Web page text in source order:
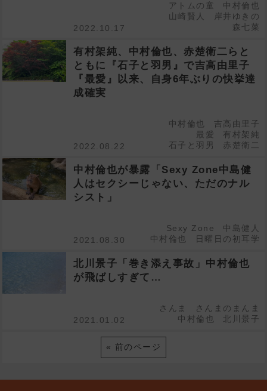
2022.10.17
アトムの童
中村倫也
山崎賢人
岸井ゆきの
森七菜
有村架純、中村倫也、赤楚衛二らと
ともに『石子と羽男』で吉高由里子
『最愛』以来、自身6年ぶりの快挙達
成確実
2022.08.22
中村倫也
吉高由里子
最愛
有村架純
石子と羽男
赤楚衛二
中村倫也が暴露「Sexy Zone中島健
人はセクシーじゃない、ただのナル
シスト」
2021.08.30
Sexy Zone
中島健人
中村倫也
日曜日の初耳学
北川景子「巻き添え事故」中村倫也
が飛ばしすぎて…
2021.01.02
さんま
さんまのまんま
中村倫也
北川景子
« 前のページ